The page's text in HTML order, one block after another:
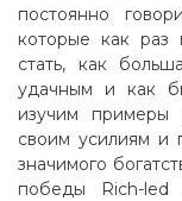
постоянно
которые как
стать, как
удачным и как
изучим примеры
своим усилиям и
значимого
победы Rich-